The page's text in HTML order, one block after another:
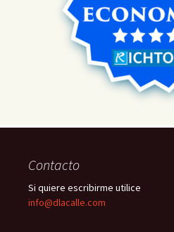
Contacto
Si quiere escribirme utilice
info@dlacalle.com